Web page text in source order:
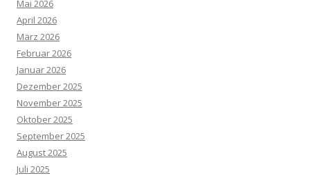
Mai 2026
April 2026
März 2026
Februar 2026
Januar 2026
Dezember 2025
November 2025
Oktober 2025
September 2025
August 2025
Juli 2025